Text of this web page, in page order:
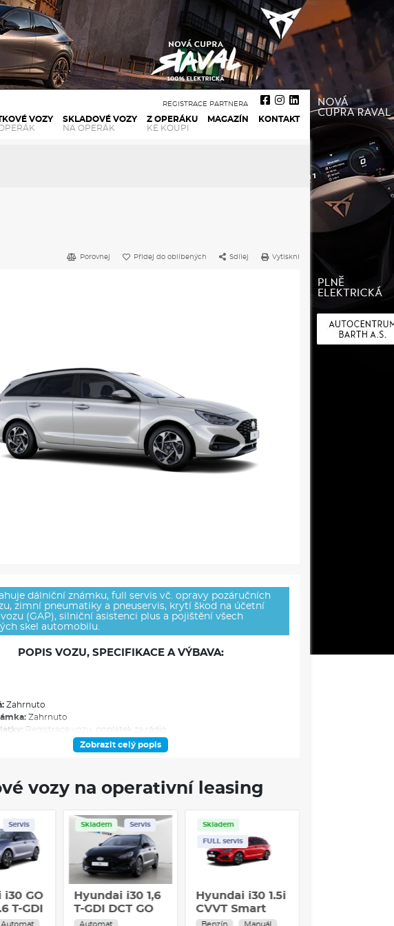
VOZY
SKLADOVÉ VOZY
NA OPERÁK
Z OPERÁKU
KE KOUPI
MAGAZÍN KONTAKT
REGISTRACE PARTNERA
Porovnej Přidej do oblíbených Sdílej Vytiskni
dálniční známku, full servis vč. opravy pozáručních
zimní pneumatiky a pneuservis, krytí škod na účetní
(GAP), silniční asistenci plus a pojištění všech
skel automobilu.
POPIS VOZU, SPECIFIKACE A VÝBAVA:
Zahrnuto
Zahrnuto
Registrace vozu, poplatek za rádio
Limit plnění zdraví/majetek: 100/100 mil Kč
vozidle (havarijní pojištění): spoluúčast 10% / 10.000 Kč
Zahrnuto
služeb
Plus, náhradní vůz na 10 dní
správu vozu
skladem nebo na cestě, k převzetí obvykle do 14-30 dní od podpisu
v různých barvách - dostupnost barev na dotaz
Velur
Zobrazit celý popis
vozy na operativní leasing
Servis
i30 GO
T-GDI
Automat
Skladem Servis
Hyundai i30 1,6
T-GDI DCT GO
CZECH 110kW
Automat
Skladem
FULL servis
Hyundai i30 1.5i
CVVT Smart
kombi 5d
Benzín Manuál